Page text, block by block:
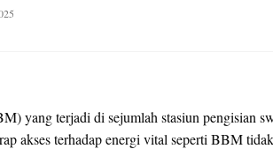
yang terjadi di sejumlah stasiun pengisian
akses terhadap energi vital seperti BBM